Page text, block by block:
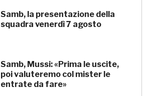
Samb, la presentazione della
squadra venerdì 7 agosto
Samb, Mussi: «Prima le uscite,
poi valuteremo col mister le
entrate da fare»